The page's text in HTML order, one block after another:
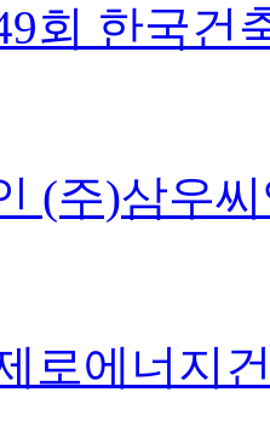
회 한국건
(주)삼우
제로에너지